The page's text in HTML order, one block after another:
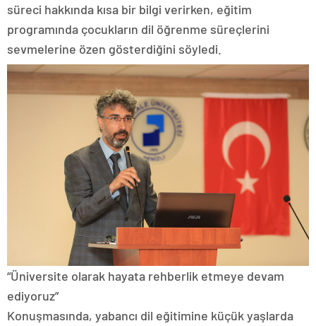
süreci hakkında kısa bir bilgi verirken, eğitim
programında çocukların dil öğrenme süreçlerini
sevmelerine özen gösterdiğini söyledi.
“Üniversite olarak hayata rehberlik etmeye devam
ediyoruz”
Konuşmasında, yabancı dil eğitimine küçük yaşlarda